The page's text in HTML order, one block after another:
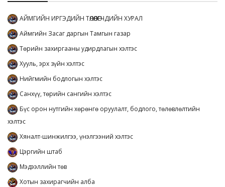
АЙМГИЙН ИРГЭДИЙН ТӨЛӨӨЛӨГЧДИЙН ХУРАЛ
Аймгийн Засаг даргын Тамгын газар
Төрийн захиргааны удирдлагын хэлтэс
Хууль, эрх зүйн хэлтэс
Нийгмийн бодлогын хэлтэс
Санхүү, төрийн сангийн хэлтэс
Бүс орон нутгийн хөрөнгө оруулалт, бодлого, төлөвлөлтийн
хэлтэс
Хяналт-шинжилгээ, үнэлгээний хэлтэс
Цэргийн штаб
Мэдээллийн төв
Хотын захирагчийн алба